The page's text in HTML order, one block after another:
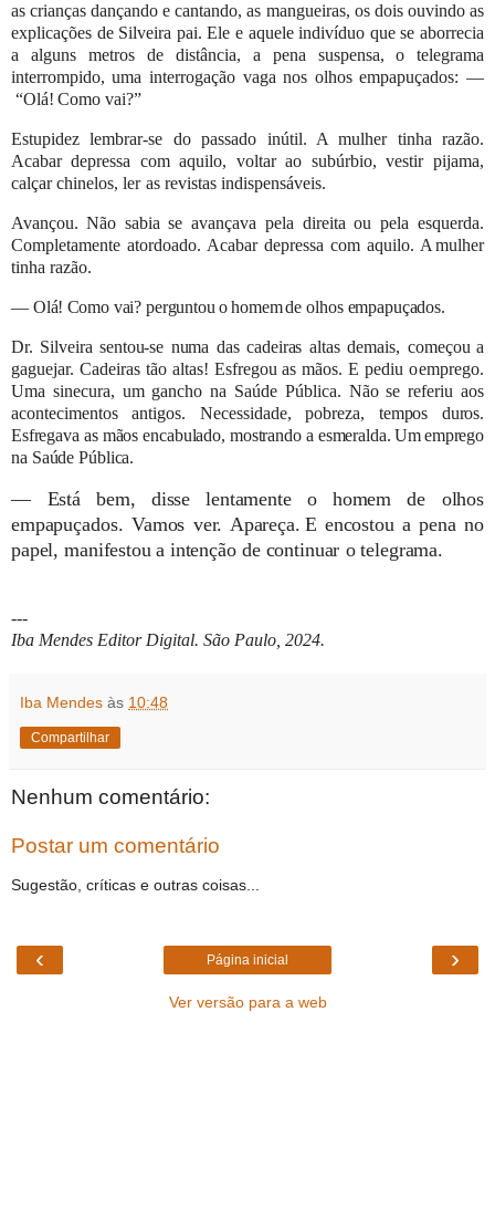
as crianças dançando e cantando, as mangueiras, os dois ouvindo as
explicações de Silveira pai. Ele e aquele indivíduo que se aborrecia
a alguns metros de distância, a pena
suspensa, o
telegrama
interrompido, uma interrogação vaga nos olhos empapuçados: —
“Olá! Como vai?”
Estupidez lembrar-se do passado inútil. A mulher tinha razão.
Acabar depressa com aquilo, voltar ao subúrbio, vestir pijama,
calçar chinelos, ler as revistas indispensáveis.
Avançou. Não sabia se avançava pela direita ou pela esquerda.
Completamente atordoado. Acabar depressa com aquilo. A mulher
tinha razão.
— Olá! Como vai? perguntou o homemde olhos empapuçados.
Dr. Silveira sentou-se numa das cadeiras altas demais, começou a
gaguejar. Cadeiras tão altas! Esfregou as mãos. E pediu oemprego.
Uma sinecura, um gancho na Saúde Pública. Não se referiu aos
acontecimentos antigos. Necessidade, pobreza,
tempos
duros.
Esfregava as mãos encabulado, mostrando a esmeralda. Umemprego
na Saúde Pública.
— Está bem, disse lentamente o homemde olhos
empapuçados. Vamos ver. Apareça. E encostou a pena no
papel, manifestou a intenção de continuar o telegrama.
---
Iba Mendes Editor Digital. São Paulo, 2024.
Iba Mendes às 10:48
Compartilhar
Nenhum comentário:
Postar um comentário
Sugestão, críticas e outras coisas...
‹ ›
Página inicial
Ver versão para a web